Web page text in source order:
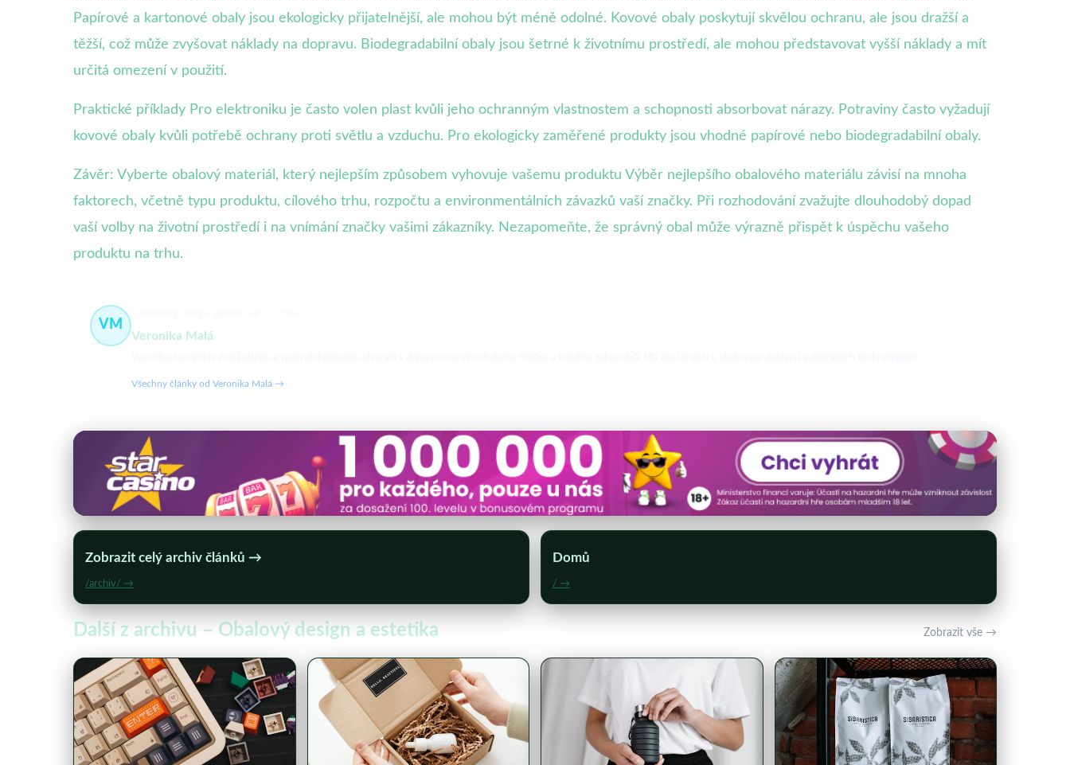
Papírové a kartonové obaly jsou ekologicky přijatelnější, ale mohou být méně odolné. Kovové obaly poskytují skvělou ochranu, ale jsou dražší a
těžší, což může zvyšovat náklady na dopravu. Biodegradabilní obaly jsou šetrné k životnímu prostředí, ale mohou představovat vyšší náklady a mít
určitá omezení v použití.
Praktické příklady Pro elektroniku je často volen plast kvůli jeho ochranným vlastnostem a schopnosti absorbovat nárazy. Potraviny často vyžadují
kovové obaly kvůli potřebě ochrany proti světlu a vzduchu. Pro ekologicky zaměřené produkty jsou vhodné papírové nebo biodegradabilní obaly.
Závěr: Vyberte obalový materiál, který nejlepším způsobem vyhovuje vašemu produktu Výběr nejlepšího obalového materiálu závisí na mnoha
faktorech, včetně typu produktu, cílového trhu, rozpočtu a environmentálních závazků vaší značky. Při rozhodování zvažujte dlouhodobý dopad
vaší volby na životní prostředí i na vnímání značky vašimi zákazníky. Nezapomeňte, že správný obal může výrazně přispět k úspěchu vašeho
produktu na trhu.
VM
Veronika Malá
Všechny články od Veronika Malá →
Zobrazit celý archiv článků →
/archiv/ →
Domů
/ →
Další z archivu – Obalový design a estetika Zobrazit vše →